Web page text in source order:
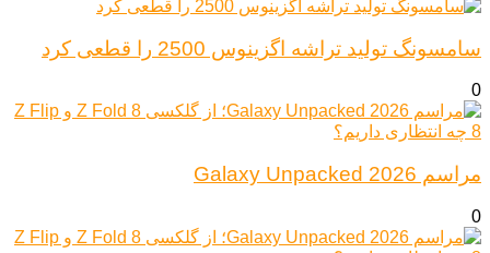
سامسونگ تولید تراشه اگزینوس 2500 را قطعی کرد
0
مراسم Galaxy Unpacked 2026
0